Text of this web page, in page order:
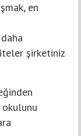
en
şirketiniz